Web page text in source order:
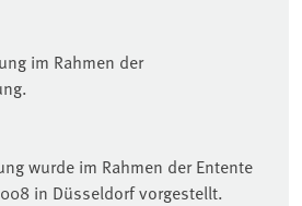
im Rahmen der
wurde im Rahmen der Entente
in Düsseldorf vorgestellt.